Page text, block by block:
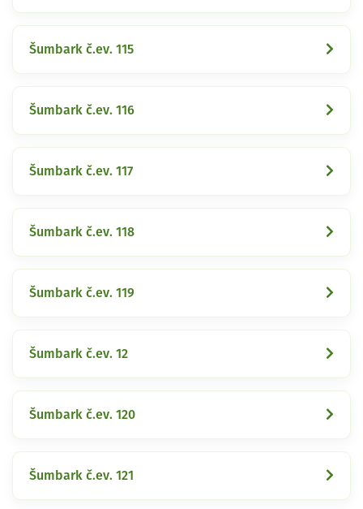
Šumbark č.ev. 115
Šumbark č.ev. 116
Šumbark č.ev. 117
Šumbark č.ev. 118
Šumbark č.ev. 119
Šumbark č.ev. 12
Šumbark č.ev. 120
Šumbark č.ev. 121